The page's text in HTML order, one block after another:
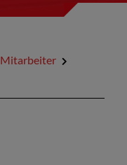
Mitarbeiter